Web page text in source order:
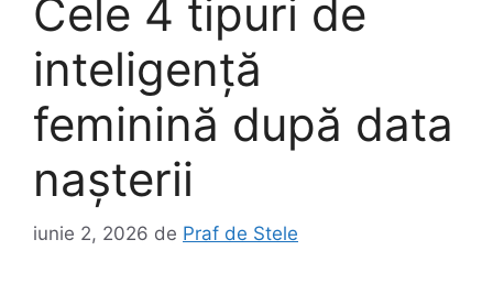
Cele 4 tipuri de
inteligență
feminină după data
nașterii
iunie 2, 2026 de Praf de Stele